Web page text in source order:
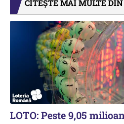
CITEȘTE MAI MULTE DIN
LOTO: Peste 9,05